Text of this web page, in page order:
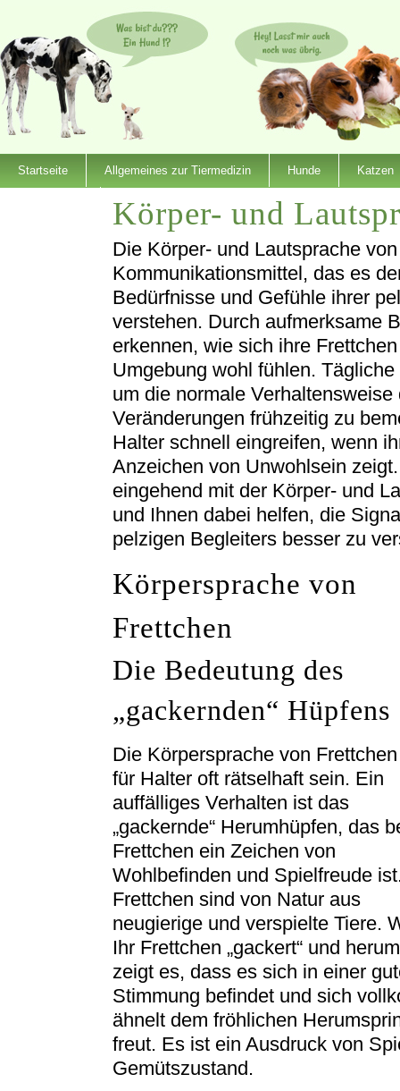
Startseite Allgemeines zur Tiermedizin Hunde Katzen
Körper- und
Die Körper- und Lautsprache
Kommunikationsmittel, das es
Bedürfnisse und Gefühle ihrer
verstehen. Durch aufmerksame
erkennen, wie sich ihre
Umgebung wohl fühlen.
um die normale
Veränderungen frühzeitig zu
Halter schnell eingreifen, wenn
Anzeichen von Unwohlsein
eingehend mit der Körper- und
und Ihnen dabei helfen, die
pelzigen Begleiters besser zu
Körpersprache von
Frettchen
Die Bedeutung des
„gackernden“ Hüpfens
Die Körpersprache von
für Halter oft rätselhaft sein. Ein
auffälliges Verhalten ist das
„gackernde“ Herumhüpfen, das
Frettchen ein Zeichen von
Wohlbefinden und Spielfreude
Frettchen sind von Natur aus
neugierige und verspielte Tiere.
Ihr Frettchen „gackert“ und
zeigt es, dass es sich in einer
Stimmung befindet und sich
ähnelt dem fröhlichen
freut. Es ist ein Ausdruck von
Gemütszustand.